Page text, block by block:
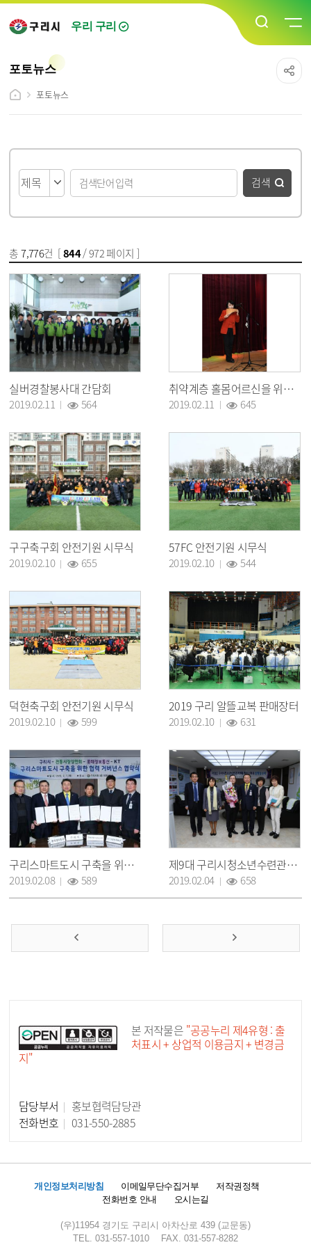
우리 구리
포토뉴스
포토뉴스
검색
총7,776건 [844/ 972 페이지 ]
실버경찰봉사대 간담회
2019.02.11 564
취약계층 홀몸어르신을 위한 자선음악회
2019.02.11 645
구구축구회 안전기원 시무식
2019.02.10 655
57FC 안전기원 시무식
2019.02.10 544
덕현축구회 안전기원 시무식
2019.02.10 599
2019 구리 알뜰교복 판매장터
2019.02.10 631
구리스마트도시 구축을 위한 협력 거버넌스 협약식
2019.02.08 589
제9대 구리시청소년수련관장 임명
2019.02.04 658
본 저작물은 "공공누리 제4유형 : 출
처표시 + 상업적 이용금지 + 변경금
지"
담당부서
홍보협력담당관
전화번호
031-550-2885
개인정보처리방침 이메일무단수집거부
저작권정책
전화번호 안내
오시는길
(우)11954 경기도 구리시 아차산로 439 (교문동)
TEL. 031-557-1010
FAX. 031-557-8282